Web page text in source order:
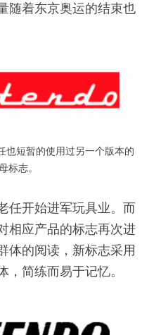
随着东京奥运的结束也
也短暂的使用过另一个版本的
标志。
任开始进军玩具业。而
相应产品的标志再次进
体的阅读，新标志采用
，简练而易于记忆。